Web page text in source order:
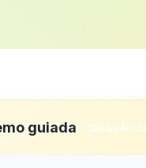
guiada COLEÇÃO